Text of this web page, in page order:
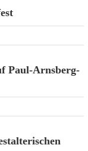
Paul-Arnsberg-